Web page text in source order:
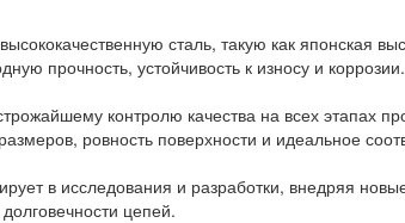
сталь, такую как японская
прочность, устойчивость к износу и коррозии.
контролю качества на всех этапах
ровность поверхности и идеальное
в исследования и разработки, внедряя
цепей.